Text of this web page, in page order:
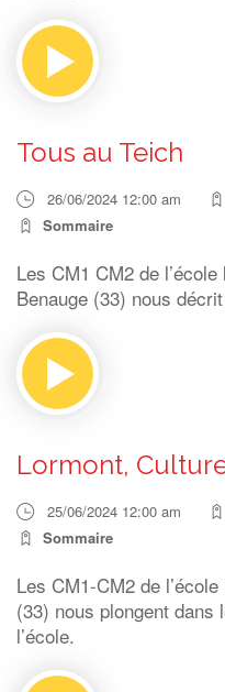
Tous au Teich
26/06/2024 12:00 am
Sommaire
Les CM1 CM2 de l’école
Benauge (33) nous
Lormont,
25/06/2024 12:00 am
Sommaire
Les CM1-CM2 de
(33) nous plongent
l’école.